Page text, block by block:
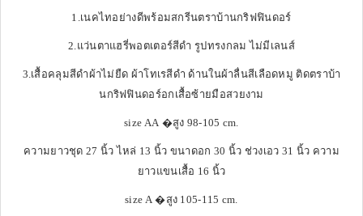
1.เนคไทอย่างดีพร้อมสกรีนตราบ้านกริฟฟินดอร์
2.แว่นตาแฮรี่พอตเตอร์สีดำ รูปทรงกลม ไม่มีเลนส์
3.เสื้อคลุมสีดำผ้าไม่ยืด ผ้าโทเรสีดำ ด้านในผ้าลื่นสีเลือดหมู ติดตราบ้า
นกริฟฟินดอร์อกเสื้อซ้ายมือสวยงาม
size AA �สูง 98-105 cm.
ความยาวชุด 27 นิ้ว ไหล่ 13 นิ้ว ขนาดอก 30 นิ้ว ช่วงเอว 31 นิ้ว ความ
ยาวแขนเสื้อ 16 นิ้ว
size A �สูง 105-115 cm.